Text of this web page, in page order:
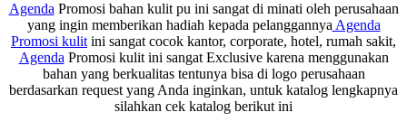
Agenda Promosi bahan kulit pu ini sangat di minati oleh perusahaan
yang ingin memberikan hadiah kepada pelanggannya Agenda
Promosi kulit ini sangat cocok kantor, corporate, hotel, rumah sakit,
Agenda Promosi kulit ini sangat Exclusive karena menggunakan
bahan yang berkualitas tentunya bisa di logo perusahaan
berdasarkan request yang Anda inginkan, untuk katalog lengkapnya
silahkan cek katalog berikut ini